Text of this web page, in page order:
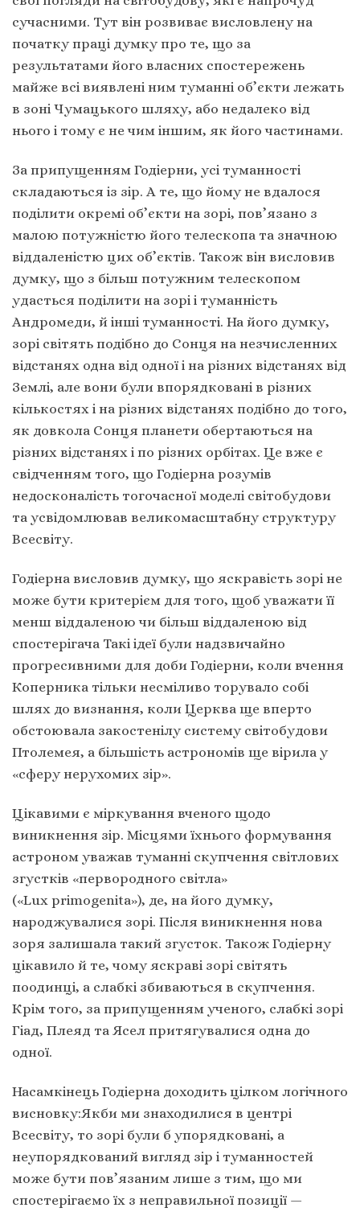
сучасними. Тут він розвиває висловлену на
початку праці думку про те, що за
результатами його власних спостережень
майже всі виявлені ним туманні об’єкти лежать
в зоні Чумацького шляху, або недалеко від
нього і тому є не чим іншим, як його частинами.
За припущенням Годіерни, усі туманності
складаються із зір. А те, що йому не вдалося
поділити окремі об’єкти на зорі, пов’язано з
малою потужністю його телескопа та значною
віддаленістю цих об’єктів. Також він висловив
думку, що з більш потужним телескопом
удасться поділити на зорі і туманність
Андромеди, й інші туманності. На його думку,
зорі світять подібно до Сонця на незчисленних
відстанях одна від одної і на різних відстанях від
Землі, але вони були впорядковані в різних
кількостях і на різних відстанях подібно до того,
як довкола Сонця планети обертаються на
різних відстанях і по різних орбітах. Це вже є
свідченням того, що Годіерна розумів
недосконалість тогочасної моделі світобудови
та усвідомлював великомасштабну структуру
Всесвіту.
Годіерна висловив думку, що яскравість зорі не
може бути критерієм для того, щоб уважати її
менш віддаленою чи більш віддаленою від
спостерігача Такі ідеї були надзвичайно
прогресивними для доби Годіерни, коли вчення
Коперника тільки несміливо торувало собі
шлях до визнання, коли Церква ще вперто
обстоювала закостенілу систему світобудови
Птолемея, а більшість астрономів ще вірила у
«сферу нерухомих зір».
Цікавими є міркування вченого щодо
виникнення зір. Місцями їхнього формування
астроном уважав туманні скупчення світлових
згустків «первородного світла»
(«Lux primogenita»), де, на його думку,
народжувалися зорі. Після виникнення нова
зоря залишала такий згусток. Також Годіерну
цікавило й те, чому яскраві зорі світять
поодинці, а слабкі збиваються в скупчення.
Крім того, за припущенням ученого, слабкі зорі
Гіад, Плеяд та Ясел притягувалися одна до
одної.
Насамкінець Годіерна доходить цілком логічного
висновку:Якби ми знаходилися в центрі
Всесвіту, то зорі були б упорядковані, а
неупорядкований вигляд зір і туманностей
може бути пов’язаним лише з тим, що ми
спостерігаємо їх з неправильної позиції —